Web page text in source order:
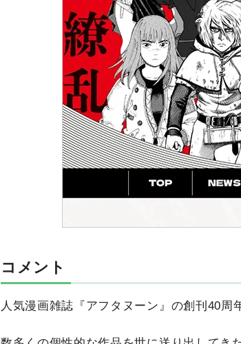
コメント
人気漫画雑誌『アフタヌーン』の創刊40周